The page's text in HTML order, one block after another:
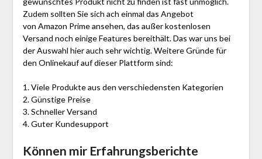
Zudem sollten Sie sich ach einmal das Angebot
von Amazon Prime ansehen, das außer kostenlosen
Versand noch einige Features bereithält. Das war uns bei
der Auswahl hier auch sehr wichtig. Weitere Gründe für
den Onlinekauf auf dieser Plattform sind:
1. Viele Produkte aus den verschiedensten Kategorien
2. Günstige Preise
3. Schneller Versand
4. Guter Kundesupport
Können mir Erfahrungsberichte